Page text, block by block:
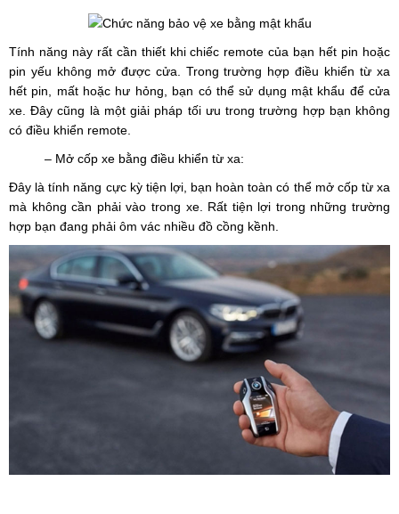
Tính năng này rất cần thiết khi chiếc remote của bạn hết pin hoặc
pin yếu không mở được cửa. Trong trường hợp điều khiển từ xa
hết pin, mất hoặc hư hỏng, bạn có thể sử dụng mật khẩu để cửa
xe. Đây cũng là một giải pháp tối ưu trong trường hợp bạn không
có điều khiển remote.
– Mở cốp xe bằng điều khiển từ xa:
Đây là tính năng cực kỳ tiện lợi, bạn hoàn toàn có thể mở cốp từ xa
mà không cần phải vào trong xe. Rất tiện lợi trong những trường
hợp bạn đang phải ôm vác nhiều đồ cồng kềnh.